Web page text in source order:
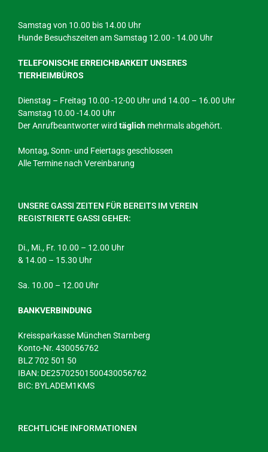
Samstag von 10.00 bis 14.00 Uhr
Hunde Besuchszeiten am Samstag 12.00 - 14.00 Uhr
TELEFONISCHE ERREICHBARKEIT UNSERES
TIERHEIMBÜROS
Dienstag – Freitag 10.00 -12-00 Uhr und 14.00 – 16.00 Uhr
Samstag 10.00 -14.00 Uhr
Der Anrufbeantworter wird täglich mehrmals abgehört.
Montag, Sonn- und Feiertags geschlossen
Alle Termine nach Vereinbarung
UNSERE GASSI ZEITEN FÜR BEREITS IM VEREIN
REGISTRIERTE GASSI GEHER:
Di., Mi., Fr. 10.00 – 12.00 Uhr
& 14.00 – 15.30 Uhr
Sa. 10.00 – 12.00 Uhr
BANKVERBINDUNG
Kreissparkasse München Starnberg
Konto-Nr. 430056762
BLZ 702 501 50
IBAN: DE25702501500430056762
BIC: BYLADEM1KMS
RECHTLICHE INFORMATIONEN